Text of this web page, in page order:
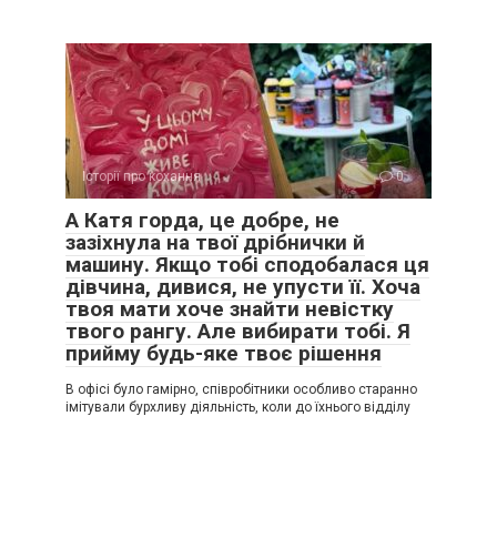
Історії про кохання 0
А Катя горда, це добре, не
зазіхнула на твої дрібнички й
машину. Якщо тобі сподобалася ця
дівчина, дивися, не упусти її. Хоча
твоя мати хоче знайти невістку
твого рангу. Але вибирати тобі. Я
прийму будь-яке твоє рішення
В офісі було гамірно, співробітники особливо старанно
імітували бурхливу діяльність, коли до їхнього відділу